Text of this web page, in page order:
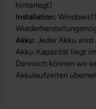
hinterlegt)
Installation:
Akku: Jeder Akku wird
Akku-Kapazität liegt
Dennoch können wir
Akkulaufzeiten